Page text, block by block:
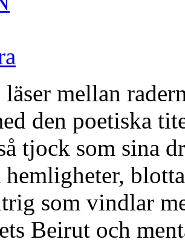
läser mellan
den poetiska
tjock som sina
hemligheter,
som vindlar
Beirut och